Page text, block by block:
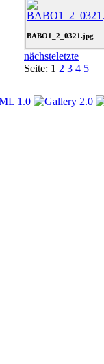
BABO1_2_0321.jpg
nächsteletzte
Seite: 1 2 3 4 5